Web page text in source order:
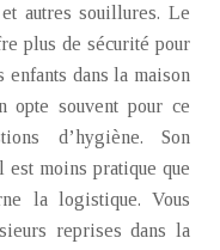
autres souillures. Le
plus de sécurité pour
enfants dans la maison
opte souvent pour ce
d’hygiène. Son
est moins pratique que
la logistique. Vous
reprises dans la